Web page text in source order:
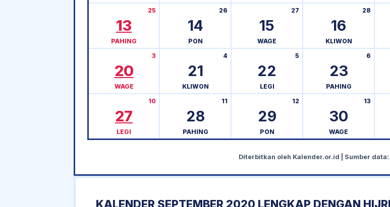
13
25
PAHING
14
26
PON
15
27
WAGE
16
28
KLIWON
20
3
WAGE
21
4
KLIWON
22
5
LEGI
23
6
PAHING
27
10
LEGI
28
11
PAHING
29
12
PON
30
13
WAGE
Diterbitkan oleh Kalender.or.id | Sumber data:
KALENDER SEPTEMBER 2020 LENGKAP DENGAN